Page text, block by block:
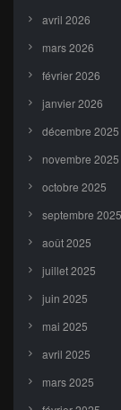
avril 2026
mars 2026
février 2026
janvier 2026
décembre 2025
novembre 2025
octobre 2025
septembre 2025
août 2025
juillet 2025
juin 2025
mai 2025
avril 2025
mars 2025